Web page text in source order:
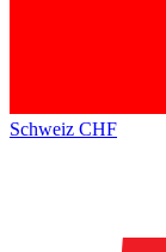
Schweiz CHF